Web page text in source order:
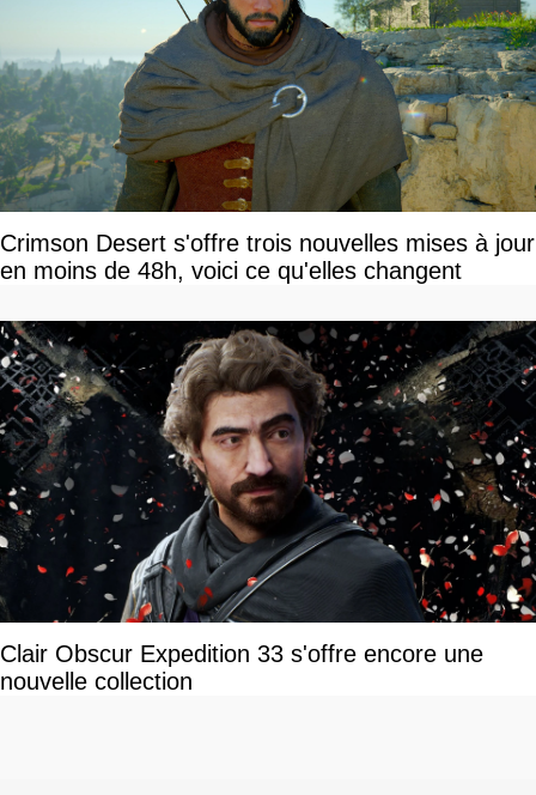
Crimson Desert s'offre trois nouvelles mises à jour
en moins de 48h, voici ce qu'elles changent
Clair Obscur Expedition 33 s'offre encore une
nouvelle collection